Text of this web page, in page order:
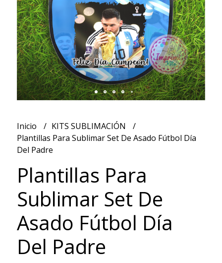
Inicio
KITS SUBLIMACIÓN
Plantillas Para Sublimar Set De Asado Fútbol Día
Del Padre
Plantillas Para
Sublimar Set De
Asado Fútbol Día
Del Padre